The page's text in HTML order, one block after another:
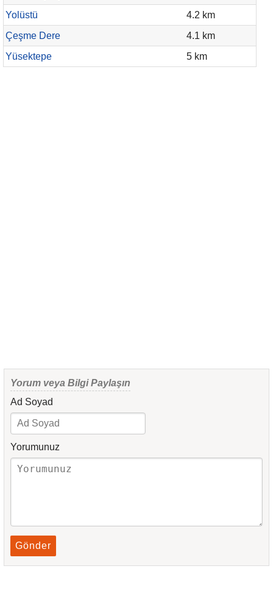
Yolüstü
4.2 km
Çeşme Dere
4.1 km
Yüsektepe
5 km
Yorum veya Bilgi Paylaşın
Ad Soyad
Yorumunuz
Gönder